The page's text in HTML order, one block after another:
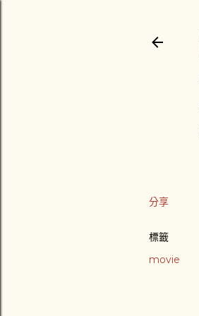
分享
標籤
movie